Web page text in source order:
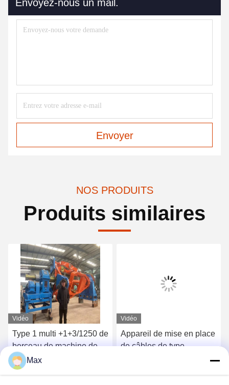
Envoyez-nous un mail.
Envoyer
NOS PRODUITS
Produits similaires
Vidéo
Type 1 multi +1+3/1250 de
berceau de machine de
fabrication de câbles de
puissance du noyau
Obtenez le meilleur prix
Vidéo
Appareil de mise en place
de câbles de type
Max